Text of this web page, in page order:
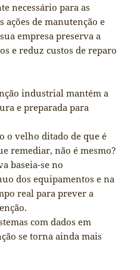
necessário para as
ações de manutenção e
empresa preserva a
e reduz custos de reparo
industrial mantém a
e preparada para
o velho ditado de que é
remediar, não é mesmo?
baseia-se no
dos equipamentos e na
real para prever a
com dados em
se torna ainda mais